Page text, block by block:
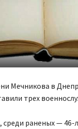
Мечникова в
трех
среди раненых — 46-